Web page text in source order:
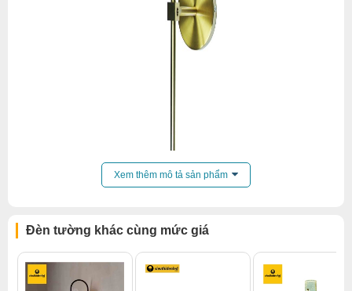
Xem thêm mô tả sản phẩm
Đèn tường khác cùng mức giá